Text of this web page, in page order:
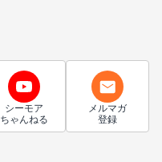
シーモア
ちゃんねる
メルマガ
登録